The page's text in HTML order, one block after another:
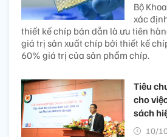
Bộ
xác
thiết kế chíp bán dẫn là ưu tiên
giá trị sản xuất chíp bởi thiết kế
60% giá trị của sản phẩm chíp.
Tiêu
cho
sách
10/